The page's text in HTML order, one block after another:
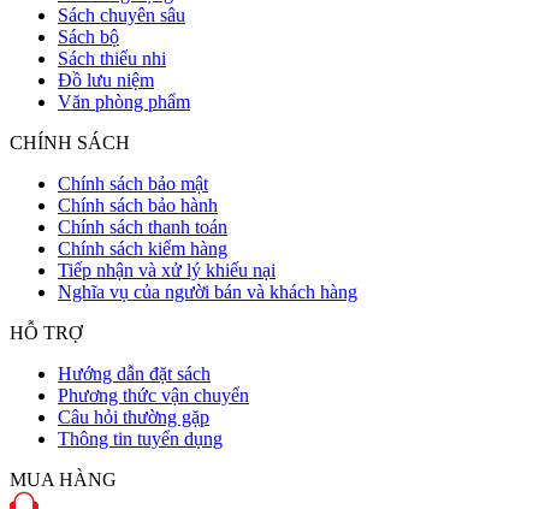
Sách chuyên sâu
Sách bộ
Sách thiếu nhi
Đồ lưu niệm
Văn phòng phẩm
CHÍNH SÁCH
Chính sách bảo mật
Chính sách bảo hành
Chính sách thanh toán
Chính sách kiểm hàng
Tiếp nhận và xử lý khiếu nại
Nghĩa vụ của người bán và khách hàng
HỖ TRỢ
Hướng dẫn đặt sách
Phương thức vận chuyển
Câu hỏi thường gặp
Thông tin tuyển dụng
MUA HÀNG